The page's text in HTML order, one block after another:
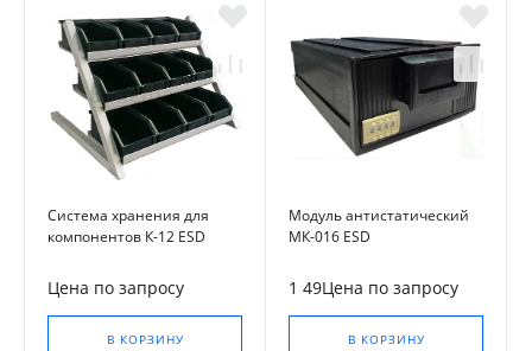
Система хранения для
компонентов К-12 ESD
Цена по запросу
В КОРЗИНУ
Модуль антистатический
МК-016 ESD
1 49Цена по запросу
В КОРЗИНУ